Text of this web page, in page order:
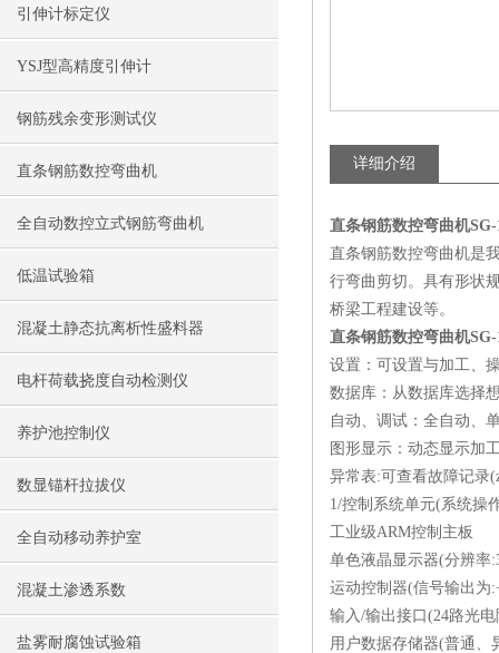
引伸计标定仪
YSJ型高精度引伸计
钢筋残余变形测试仪
直条钢筋数控弯曲机
全自动数控立式钢筋弯曲机
低温试验箱
混凝土静态抗离析性盛料器
电杆荷载挠度自动检测仪
养护池控制仪
数显锚杆拉拔仪
全自动移动养护室
混凝土渗透系数
盐雾耐腐蚀试验箱
详细介绍
直条钢筋数控弯曲机SG-
直条钢筋数控弯曲机是
行弯曲剪切。具有形状
桥梁工程建设等。
直条钢筋数控弯曲机SG-
设置：可设置与加工、
数据库：从数据库选择
自动、调试：全自动、
图形显示：动态显示加
异常表:可查看故障记录
1/控制系统单元(系统操
工业级ARM控制主板
单色液晶显示器(分辨率
运动控制器(信号输出为
输入/输出接口(24路光
用户数据存储器(普通、